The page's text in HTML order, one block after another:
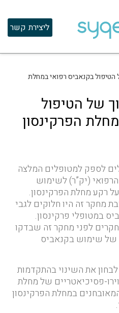
ליצירת קשר
הטיפול בקנאביס רפואי במחלת
של הטיפול
הפרקינסון
לספק למטופלים המלצה
(יק”ר) לשימוש
רקע מחלת הפרקינסון.
מחקר זה היו חלוקים לגבי
במטופלי פרקינסון.
לפני מחקר זה שבדקו
של שימוש בקנאביס
את השינוי בהתקדמות
פסיכיאטריים של מחלת
במחלת הפרקינסון